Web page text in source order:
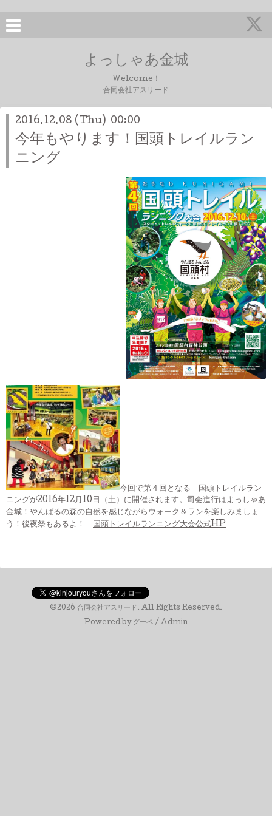
よっしゃあ金城
Welcome！
合同会社アスリード
2016.12.08 (Thu) 00:00
今年もやります！国頭トレイルラン
ニング
今回で第４回となる 国頭トレイルラン
ニングが2016年12月10日（土）に開催されます。司会進行はよっしゃあ
金城！やんばるの森の自然を感じながらウォーク＆ランを楽しみましょ
う！後夜祭もあるよ！
国頭トレイルランニング大会公式HP
©2026 合同会社アスリード . All Rights Reserved.
Powered by グーペ / Admin